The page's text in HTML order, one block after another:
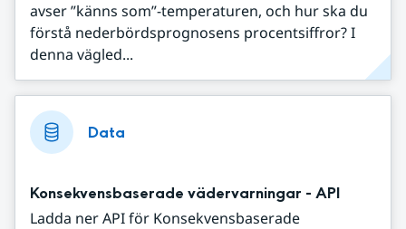
avser ”känns som”-temperaturen, och hur ska du
förstå nederbördsprognosens procentsiffror? I
denna vägled...
Data
Konsekvensbaserade vädervarningar - API
Ladda ner API för Konsekvensbaserade